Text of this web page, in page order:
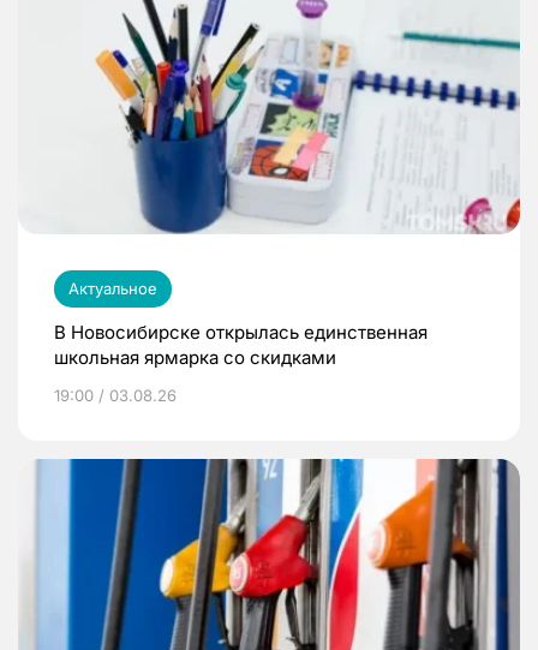
Актуальное
В Новосибирске открылась единственная
школьная ярмарка со скидками
19:00 / 03.08.26